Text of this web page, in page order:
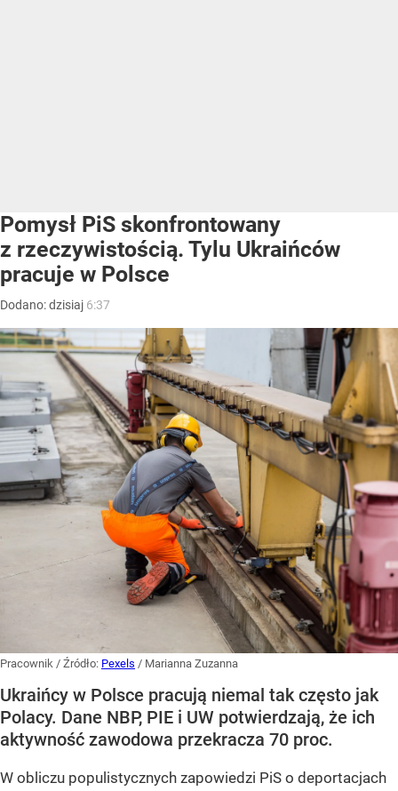
Pomysł PiS skonfrontowany
z rzeczywistością. Tylu Ukraińców
pracuje w Polsce
Dodano:dzisiaj 6:37
Pracownik / Źródło: Pexels / Marianna Zuzanna
Ukraińcy w Polsce pracują niemal tak często jak
Polacy. Dane NBP, PIE i UW potwierdzają, że ich
aktywność zawodowa przekracza 70 proc.
W obliczu populistycznych zapowiedzi PiS o deportacjach